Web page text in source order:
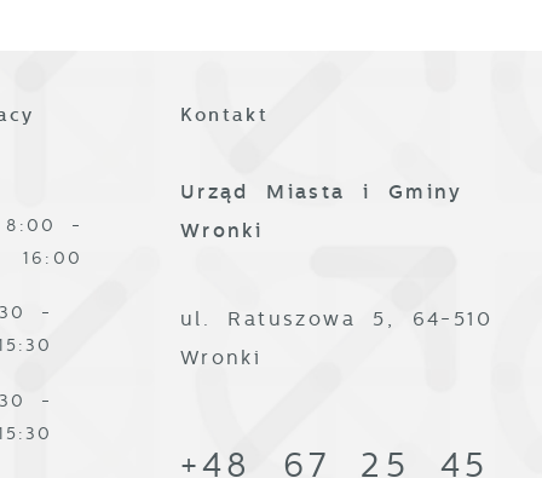
8:00 -
16:00
-
-
Kontakt
Urząd Miasta i Gminy
Wronki
ul. Ratuszowa 5, 64-510
Wronki
+48 67 25 45